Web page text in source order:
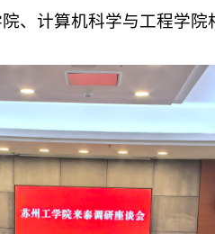
、计算机科学与工程学院